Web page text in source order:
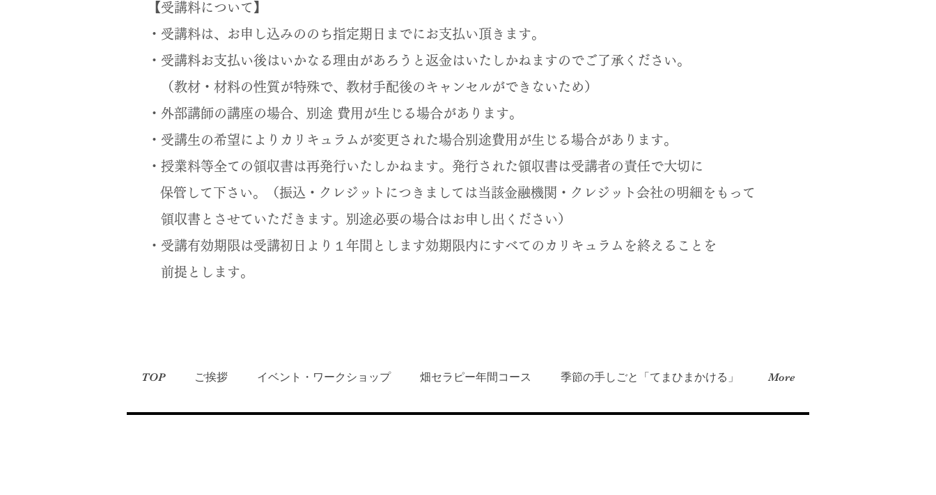
【受講料について】
・受講料は、お申し込みののち指定期日までにお支払い頂きます。
・受講料お支払い後はいかなる理由があろうと返金はいたしかねますのでご了承ください。
（教材・材料の性質が特殊で、教材手配後のキャンセルができないため）
・外部講師の講座の場合、別途 費用が生じる場合があります。
​・受講生の希望によりカリキュラムが変更された場合別途費用が生じる場合があります。
・授業料等全ての領収書は再発行いたしかねます。発行された領収書は受講者の責任で大切に
保管して下さい。（振込・クレジットにつきましては当該金融機関・クレジット会社の明細をもって
領収書とさせていただきます。別途必要の場合はお申し出ください）
・受講有効期限は受講初日より１年間とします効期限内にすべてのカリキュラムを終えることを
前提とします。
TOP ご挨拶 イベント・ワークショップ 畑セラピー年間コース 季節の手しごと「てまひまかける」 More